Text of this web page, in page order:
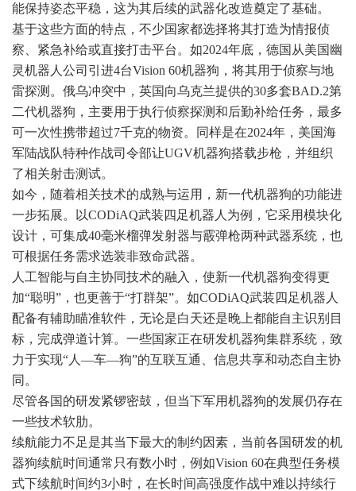
能保持姿态平稳，这为其后续的武器化改造奠定了基础。
基于这些方面的特点，不少国家都选择将其打造为情报侦
察、紧急补给或直接打击平台。如2024年底，德国从美国幽
灵机器人公司引进4台Vision 60机器狗，将其用于侦察与地
雷探测。俄乌冲突中，英国向乌克兰提供的30多套BAD.2第
二代机器狗，主要用于执行侦察探测和后勤补给任务，最多
可一次性携带超过7千克的物资。同样是在2024年，美国海
军陆战队特种作战司令部让UGV机器狗搭载步枪，并组织
了相关射击测试。
如今，随着相关技术的成熟与运用，新一代机器狗的功能进
一步拓展。以CODiAQ武装四足机器人为例，它采用模块化
设计，可集成40毫米榴弹发射器与霰弹枪两种武器系统，也
可根据任务需求选装非致命武器。
人工智能与自主协同技术的融入，使新一代机器狗变得更
加“聪明”，也更善于“打群架”。如CODiAQ武装四足机器人
配备有辅助瞄准软件，无论是白天还是晚上都能自主识别目
标，完成弹道计算。一些国家正在研发机器狗集群系统，致
力于实现“人—车—狗”的互联互通、信息共享和动态自主协
同。
尽管各国的研发紧锣密鼓，但当下军用机器狗的发展仍存在
一些技术软肋。
续航能力不足是其当下最大的制约因素，当前各国研发的机
器狗续航时间通常只有数小时，例如Vision 60在典型任务模
式下续航时间约3小时，在长时间高强度作战中难以持续行